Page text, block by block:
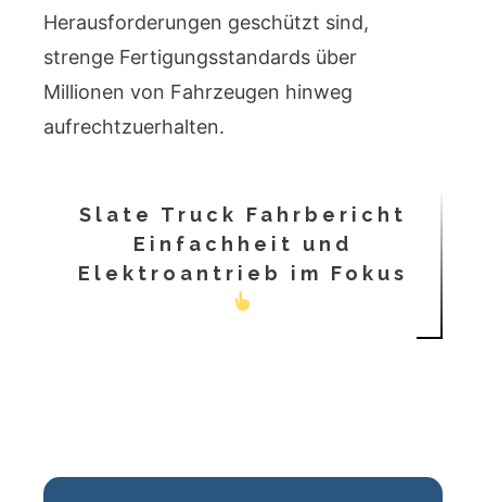
Herausforderungen geschützt sind,
strenge Fertigungsstandards über
Millionen von Fahrzeugen hinweg
aufrechtzuerhalten.
Slate Truck Fahrbericht
Einfachheit und
Elektroantrieb im Fokus